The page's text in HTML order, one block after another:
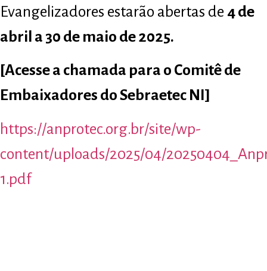
Evangelizadores estarão abertas de 4 de
abril a 30 de maio de 2025.
[Acesse a chamada para o Comitê de
Embaixadores do Sebraetec NI]
https://anprotec.org.br/site/wp-
content/uploads/2025/04/
1.pdf